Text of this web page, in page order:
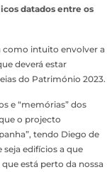
datados entre os
como intuito envolver a
deverá estar
do Património 2023.
e “memórias” dos
o projecto
tendo Diego de
edifícios a que
está perto da nossa